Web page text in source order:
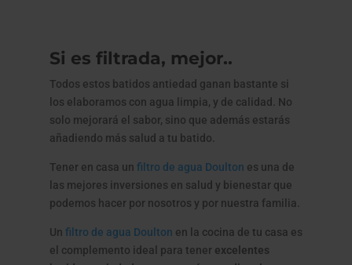
Si es filtrada, mejor..
Todos estos batidos antiedad ganan bastante si
los elaboramos con agua limpia, y de calidad. No
solo mejorará el sabor, sino que además estarás
añadiendo más salud a tu batido.
Tener en casa un filtro de agua Doulton es una de
las mejores inversiones en salud y bienestar que
podemos hacer por nosotros y por nuestra familia.
Un filtro de agua Doulton en la cocina de tu casa es
el complemento ideal para tener excelentes